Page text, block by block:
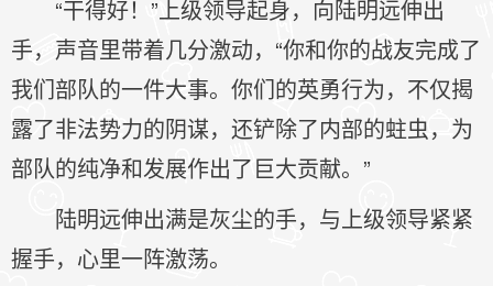
“干得好！”上级领导起身，向陆明远伸出
手，声音里带着几分激动，“你和你的战友完成了
我们部队的一件大事。你们的英勇行为，不仅揭
露了非法势力的阴谋，还铲除了内部的蛀虫，为
部队的纯净和发展作出了巨大贡献。”
陆明远伸出满是灰尘的手，与上级领导紧紧
握手，心里一阵激荡。